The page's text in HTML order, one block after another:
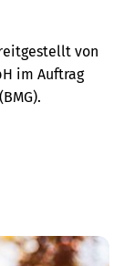
von
im Auftrag